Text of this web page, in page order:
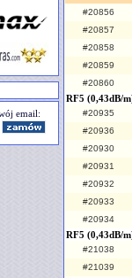
email:
#20856
#20857
#20858
#20859
#20860
RF5 (0,43dB/
#20935
#20936
#20930
#20931
#20932
#20933
#20934
RF5 (0,43dB/
#21038
#21039